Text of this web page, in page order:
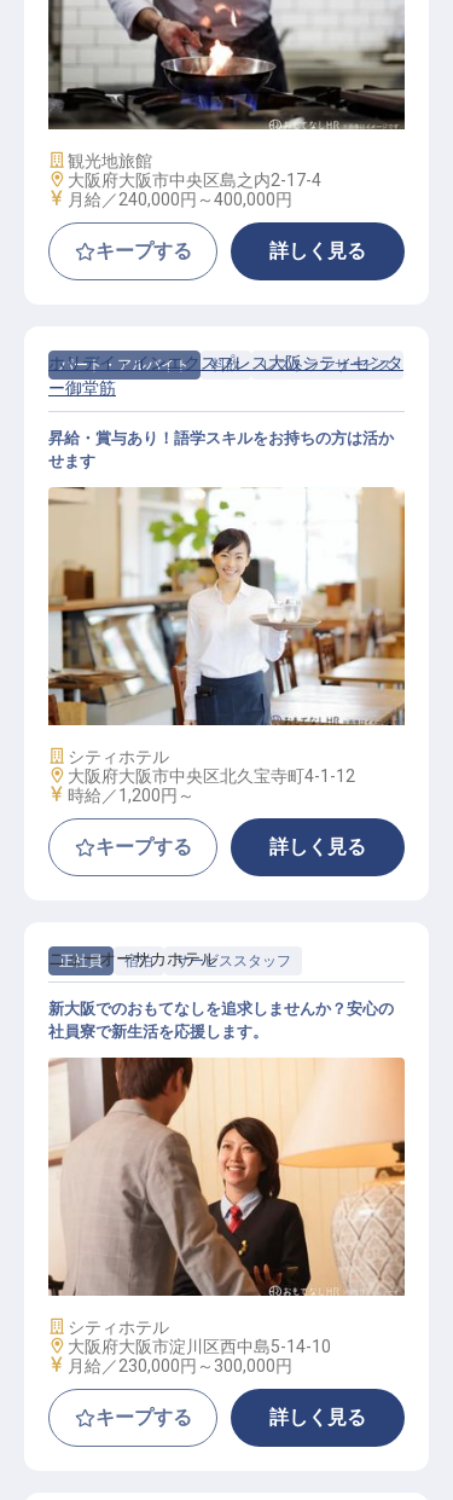
調理スタッフ
施設業態
観光地旅館
勤務地
大阪府大阪市中央区島之内2-17-4
給与
月給／240,000円～400,000円
キープする 詳しく見る
パート・アルバイト 料飲 レストランサービス
レストランサービス / パート・アル
バイト
ホリデイ・インエクスプレス大阪シティセンタ
ー御堂筋
昇給・賞与あり！語学スキルをお持ちの方は活か
せます
施設業態
シティホテル
勤務地
大阪府大阪市中央区北久宝寺町4-1-12
給与
時給／1,200円～
キープする 詳しく見る
正社員 宿泊 サービススタッフ
フロント・接客係
ニューオーサカホテル
新大阪でのおもてなしを追求しませんか？安心の
社員寮で新生活を応援します。
施設業態
シティホテル
勤務地
大阪府大阪市淀川区西中島5-14-10
給与
月給／230,000円～ 300,000円
キープする 詳しく見る